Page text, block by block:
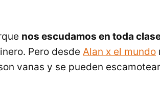
nos escudamos en toda
Pero desde Alan x el mundo
vanas y se pueden